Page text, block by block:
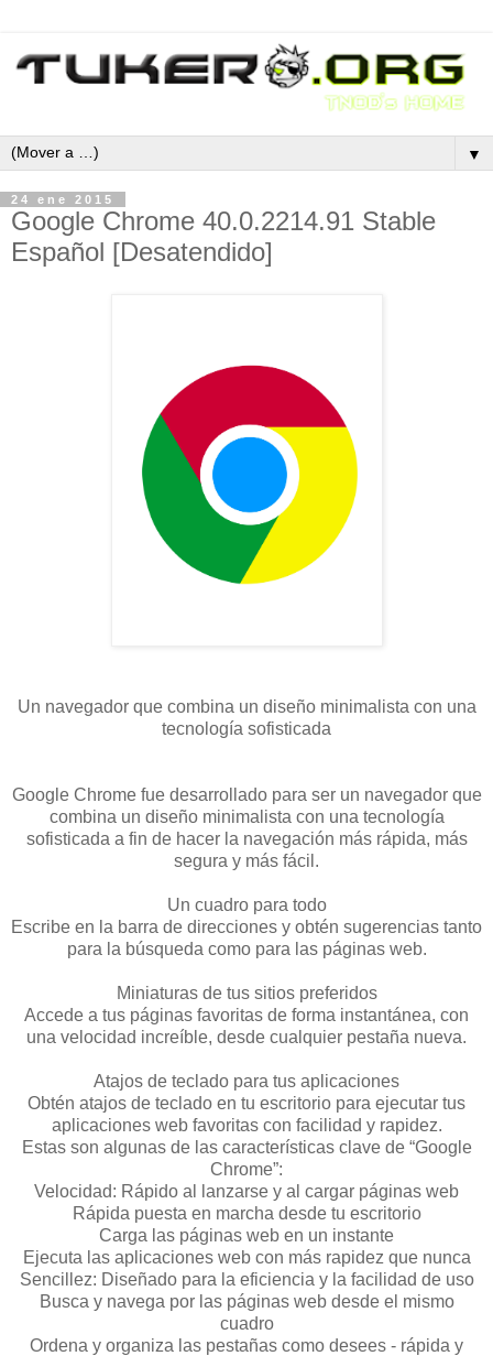
▼
24 ene 2015
Google Chrome 40.0.2214.91 Stable
Español [Desatendido]
Un navegador que combina un diseño minimalista con una
tecnología sofisticada
Google Chrome fue desarrollado para ser un navegador que
combina un diseño minimalista con una tecnología
sofisticada a fin de hacer la navegación más rápida, más
segura y más fácil.
Un cuadro para todo
Escribe en la barra de direcciones y obtén sugerencias tanto
para la búsqueda como para las páginas web.
Miniaturas de tus sitios preferidos
Accede a tus páginas favoritas de forma instantánea, con
una velocidad increíble, desde cualquier pestaña nueva.
Atajos de teclado para tus aplicaciones
Obtén atajos de teclado en tu escritorio para ejecutar tus
aplicaciones web favoritas con facilidad y rapidez.
Estas son algunas de las características clave de “Google
Chrome”:
Velocidad: Rápido al lanzarse y al cargar páginas web
Rápida puesta en marcha desde tu escritorio
Carga las páginas web en un instante
Ejecuta las aplicaciones web con más rapidez que nunca
Sencillez: Diseñado para la eficiencia y la facilidad de uso
Busca y navega por las páginas web desde el mismo
cuadro
Ordena y organiza las pestañas como desees - rápida y